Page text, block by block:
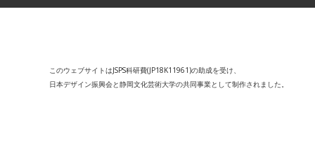
このウェブサイトはJSPS科研費(JP18K11961)の助成を受け、
日本デザイン振興会と静岡文化芸術大学の共同事業として制作されました。